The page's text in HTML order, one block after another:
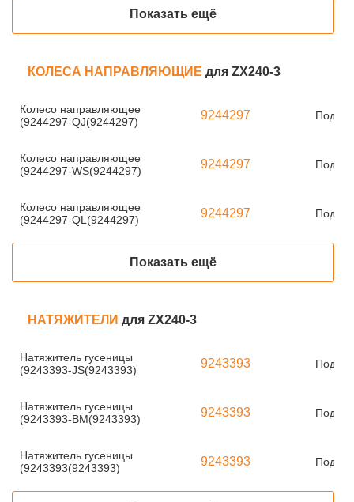
Показать ещё
КОЛЕСА НАПРАВЛЯЮЩИЕ для ZX240-3
Колесо направляющее
(9244297-QJ(9244297)
9244297 Под
Колесо направляющее
(9244297-WS(9244297)
9244297 Под
Колесо направляющее
(9244297-QL(9244297)
9244297 Под
Показать ещё
НАТЯЖИТЕЛИ для ZX240-3
Натяжитель гусеницы
(9243393-JS(9243393)
9243393 Под
Натяжитель гусеницы
(9243393-BM(9243393)
9243393 Под
Натяжитель гусеницы
(9243393(9243393)
9243393 Под